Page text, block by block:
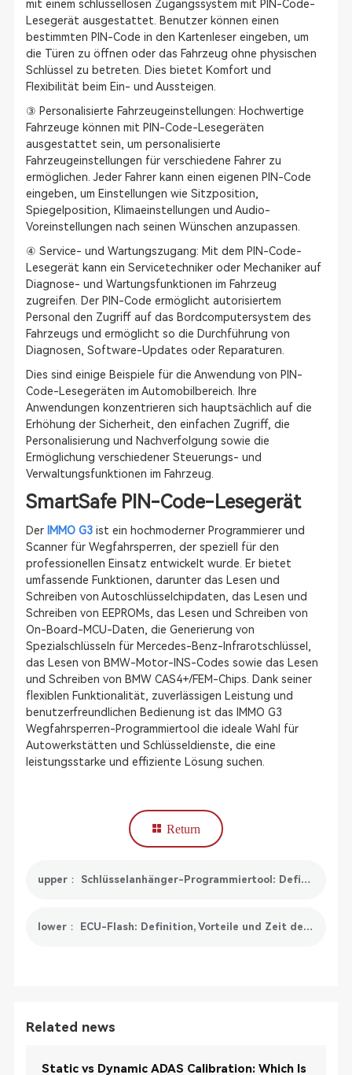
mit einem schlüssellosen Zugangssystem mit PIN-Code-
Lesegerät ausgestattet. Benutzer können einen
bestimmten PIN-Code in den Kartenleser eingeben, um
die Türen zu öffnen oder das Fahrzeug ohne physischen
Schlüssel zu betreten. Dies bietet Komfort und
Flexibilität beim Ein- und Aussteigen.
③ Personalisierte Fahrzeugeinstellungen: Hochwertige
Fahrzeuge können mit PIN-Code-Lesegeräten
ausgestattet sein, um personalisierte
Fahrzeugeinstellungen für verschiedene Fahrer zu
ermöglichen. Jeder Fahrer kann einen eigenen PIN-Code
eingeben, um Einstellungen wie Sitzposition,
Spiegelposition, Klimaeinstellungen und Audio-
Voreinstellungen nach seinen Wünschen anzupassen.
④ Service- und Wartungszugang: Mit dem PIN-Code-
Lesegerät kann ein Servicetechniker oder Mechaniker auf
Diagnose- und Wartungsfunktionen im Fahrzeug
zugreifen. Der PIN-Code ermöglicht autorisiertem
Personal den Zugriff auf das Bordcomputersystem des
Fahrzeugs und ermöglicht so die Durchführung von
Diagnosen, Software-Updates oder Reparaturen.
Dies sind einige Beispiele für die Anwendung von PIN-
Code-Lesegeräten im Automobilbereich. Ihre
Anwendungen konzentrieren sich hauptsächlich auf die
Erhöhung der Sicherheit, den einfachen Zugriff, die
Personalisierung und Nachverfolgung sowie die
Ermöglichung verschiedener Steuerungs- und
Verwaltungsfunktionen im Fahrzeug.
SmartSafe PIN-Code-Lesegerät
Der IMMO G3ist ein hochmoderner Programmierer und
Scanner für Wegfahrsperren, der speziell für den
professionellen Einsatz entwickelt wurde. Er bietet
umfassende Funktionen, darunter das Lesen und
Schreiben von Autoschlüsselchipdaten, das Lesen und
Schreiben von EEPROMs, das Lesen und Schreiben von
On-Board-MCU-Daten, die Generierung von
Spezialschlüsseln für Mercedes-Benz-Infrarotschlüssel,
das Lesen von BMW-Motor-INS-Codes sowie das Lesen
und Schreiben von BMW CAS4+/FEM-Chips. Dank seiner
flexiblen Funktionalität, zuverlässigen Leistung und
benutzerfreundlichen Bedienung ist das IMMO G3
Wegfahrsperren-Programmiertool die ideale Wahl für
Autowerkstätten und Schlüsseldienste, die eine
leistungsstarke und effiziente Lösung suchen.
Return
upper： Schlüsselanhänger-Programmiertool: Definition, Typen, Vorteile und Empfehlungen
lower： ECU-Flash: Definition, Vorteile und Zeit des ECU-Flashs
Related news
Static vs Dynamic ADAS Calibration: Which Is